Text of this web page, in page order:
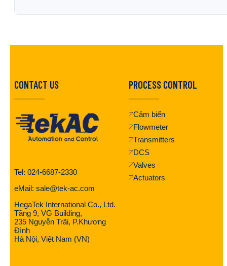
CONTACT US
Tel: 024-6687-2330
eMail: sale@tek-ac.com
HegaTek International Co., Ltd.
Tầng 9, VG Building,
235 Nguyễn Trãi, P.Khương
Đình
Hà Nội, Việt Nam (VN)
PROCESS CONTROL
Cảm biến
Flowmeter
Transmitters
DCS
Valves
Actuators